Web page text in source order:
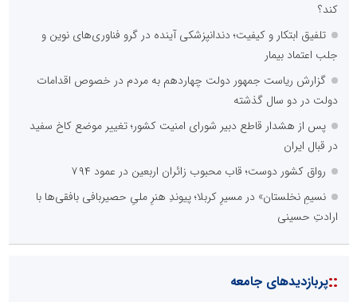
کند؟
تلفیق ابتکار و کیفیت؛ دندانپزشکی آینده در گرو فناوری‌های نوین و
جلب اعتماد بیمار
گزارش ریاست جمهور دولت چهاردهم به مردم در خصوص اقدامات
دولت در دو سال گذشته
پس از هشدار قاطع دبیر شورای امنیت کشور؛ تغییر موضع کاخ سفید
در قبال ایران
رواق کشور دوست؛ قاب محبوب زائران اربعین در عمود ۷۹۴
نسیمِ نخلستان» در مسیرِ کربلا؛ پیوندِ هنرِ ملیِ حصیربافی بافقی‌ها با
ارادتِ حسینی
::پربازدیدهای جامعه